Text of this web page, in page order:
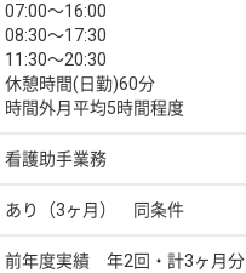
07:00〜16:00
08:30〜17:30
11:30〜20:30
休憩時間(日勤)60分
時間外月平均5時間程度
看護助手業務
あり（3ヶ月） 同条件
前年度実績 年2回・計3ヶ月分